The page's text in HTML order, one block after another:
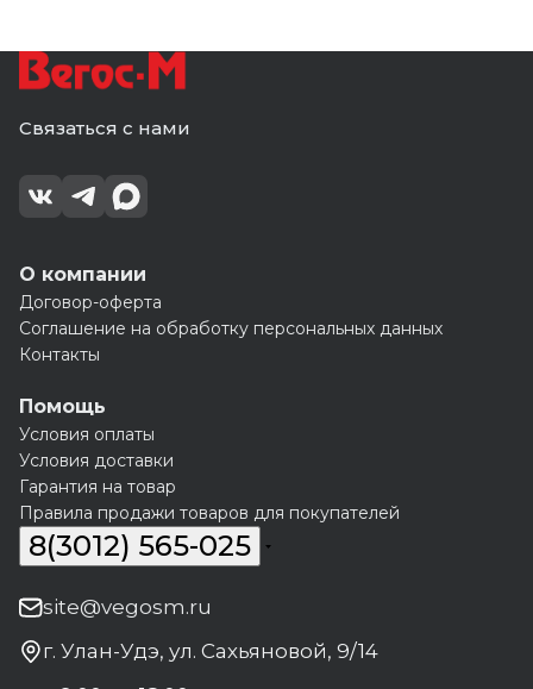
Связаться с нами
О компании
Договор-оферта
Соглашение на обработку персональных данных
Контакты
Помощь
Условия оплаты
Условия доставки
Гарантия на товар
Правила продажи товаров для покупателей
8(3012) 565-025
site@vegosm.ru
г. Улан-Удэ, ул. Сахьяновой, 9/14